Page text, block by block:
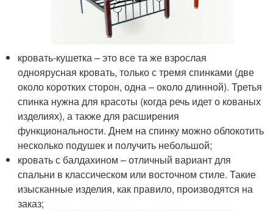
кровать-кушетка – это все та же взрослая
одноярусная кровать, только с тремя спинками (две
около коротких сторон, одна – около длинной). Третья
спинка нужна для красоты (когда речь идет о кованых
изделиях), а также для расширения
функциональности. Днем на спинку можно облокотить
несколько подушек и получить небольшой;
кровать с балдахином – отличный вариант для
спальни в классическом или восточном стиле. Такие
изысканные изделия, как правило, производятся на
заказ;